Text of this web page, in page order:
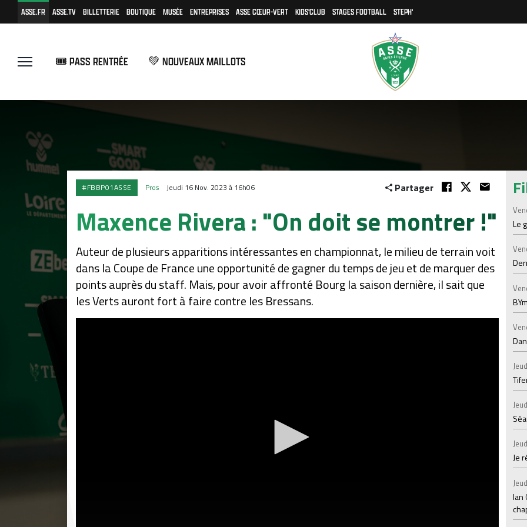
ASSE.FR ASSE.TV BILLETTERIE BOUTIQUE MUSÉE ENTREPRISES ASSE CŒUR-VERT KIDS'CLUB STAGES FOOTBALL STEPH'
🎟️ PASS RENTRÉE 💚 NOUVEAUX MAILLOTS
#FBBP01ASSE Pros Jeudi 16 Nov. 2023 à 16h06 Partager
Maxence Rivera : "On doit se montrer !"
Auteur de plusieurs apparitions intéressantes en championnat, le milieu de terrain voit
dans la Coupe de France une opportunité de gagner du temps de jeu et de marquer des
points auprès du staff. Mais, pour avoir affronté Bourg la saison dernière, il sait que
les Verts auront fort à faire contre les Bressans.
Le
Je
Ian